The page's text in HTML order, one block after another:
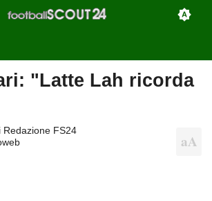
"Latte Lah ricorda
Redazione FS24